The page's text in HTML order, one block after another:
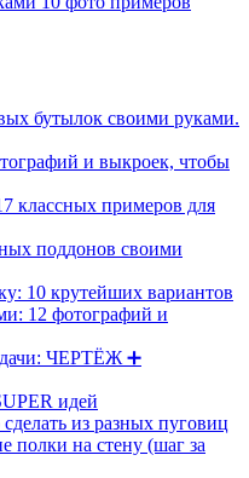
бутылок своими руками.
и выкроек, чтобы
классных примеров для
поддонов своими
10 крутейших вариантов
12 фотографий и
ЧЕРТЁЖ ➕
идей
из разных пуговиц
полки на стену (шаг за